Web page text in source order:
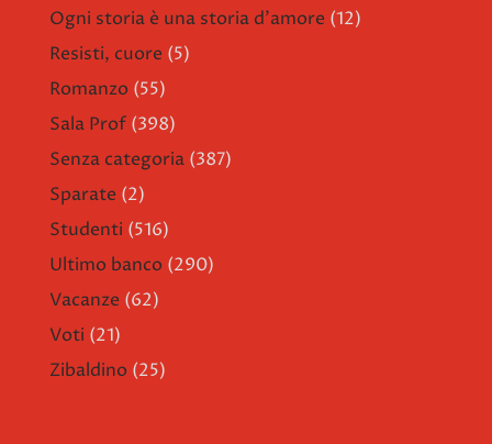
Ogni storia è una storia d'amore (12)
Resisti, cuore (5)
Romanzo (55)
Sala Prof (398)
Senza categoria (387)
Sparate (2)
Studenti (516)
Ultimo banco (290)
Vacanze (62)
Voti (21)
Zibaldino (25)